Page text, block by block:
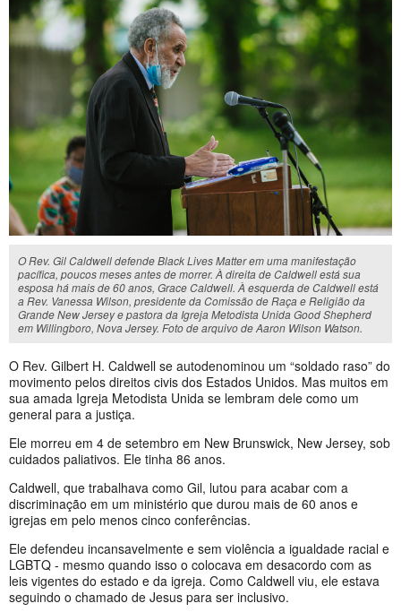
O Rev. Gil Caldwell defende Black Lives Matter em uma manifestação
pacífica, poucos meses antes de morrer. À direita de Caldwell está sua
esposa há mais de 60 anos, Grace Caldwell. À esquerda de Caldwell está
a Rev. Vanessa Wilson, presidente da Comissão de Raça e Religião da
Grande New Jersey e pastora da Igreja Metodista Unida Good Shepherd
em Willingboro, Nova Jersey. Foto de arquivo de Aaron Wilson Watson.
O Rev. Gilbert H. Caldwell se autodenominou um “soldado raso” do
movimento pelos direitos civis dos Estados Unidos. Mas muitos em
sua amada Igreja Metodista Unida se lembram dele como um
general para a justiça.
Ele morreu em 4 de setembro em New Brunswick, New Jersey, sob
cuidados paliativos. Ele tinha 86 anos.
Caldwell, que trabalhava como Gil, lutou para acabar com a
discriminação em um ministério que durou mais de 60 anos e
igrejas em pelo menos cinco conferências.
Ele defendeu incansavelmente e sem violência a igualdade racial e
LGBTQ - mesmo quando isso o colocava em desacordo com as
leis vigentes do estado e da igreja. Como Caldwell viu, ele estava
seguindo o chamado de Jesus para ser inclusivo.